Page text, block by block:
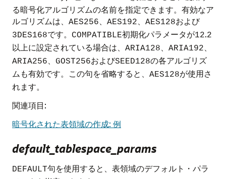
る暗号化アルゴリズムの名前を指定できます。有効なア
ルゴリズムは、 AES256 AES192 AES128および
3DES168です。 COMPATIBLE初期化パラメータが12.2
以上に設定されている場合は、 ARIA128 ARIA192
ARIA256 GOST256およびSEED128の各アルゴリズ
ムも有効です。この句を省略すると、 AES128が使用さ
れます。
関連項目:
暗号化された表領域の作成: 例
default_tablespace_params
DEFAULT句を使用すると、表領域のデフォルト・パラ